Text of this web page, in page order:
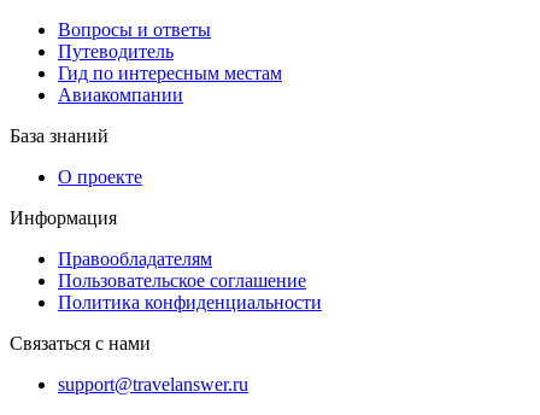
Вопросы и ответы
Путеводитель
Гид по интересным местам
Авиакомпании
База знаний
О проекте
Информация
Правообладателям
Пользовательское соглашение
Политика конфиденциальности
Связаться с нами
support@travelanswer.ru